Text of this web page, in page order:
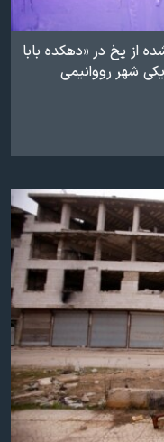
از یخ در «دهکده بابا
شهر رووانیمی